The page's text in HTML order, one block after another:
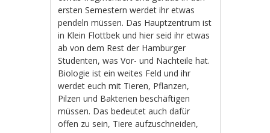
ersten Semestern werdet ihr etwas
pendeln müssen. Das Hauptzentrum ist
in Klein Flottbek und hier seid ihr etwas
ab von dem Rest der Hamburger
Studenten, was Vor- und Nachteile hat.
Biologie ist ein weites Feld und ihr
werdet euch mit Tieren, Pflanzen,
Pilzen und Bakterien beschäftigen
müssen. Das bedeutet auch dafür
offen zu sein, Tiere aufzuschneiden,